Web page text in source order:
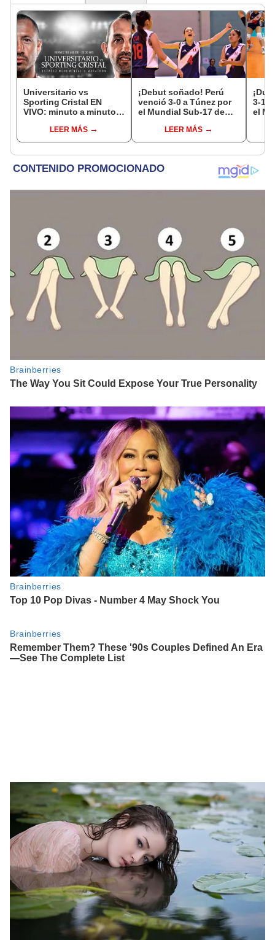
Universitario vs
Sporting Cristal EN
VIVO: minuto a minuto
Clausura de la Liga 1
2026
LEER MÁS
¡Debut soñado! Perú
venció 3-0 a Túnez por
el Mundial Sub-17 de
LEER MÁS
3-1
el